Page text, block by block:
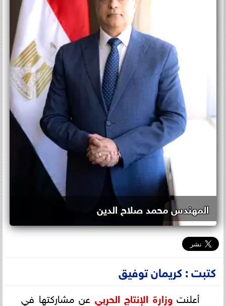
المهندس محمد صلاح الدين
كتبت : كريمان توفيق
أعلنتوزارة الإنتاج الحربي عن مشاركتها في